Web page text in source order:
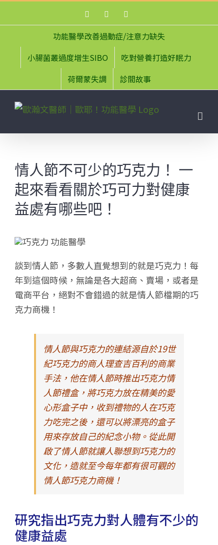
FacebookInstagram
功能醫學改善過動症/注意力缺失
小腸菌叢過度增生SIBO
吃對營養打造好眠力
荷爾蒙失調
診間故事
情人節不可少的巧克力！ 一
起來看看關於巧可力對健康
益處有哪些吧！
談到情人節，多數人直覺想到的就是巧克力！每
年到這個時候，無論是各大超商、賣場，或者是
電商平台，絕對不會錯過的就是情人節檔期的巧
克力商機！
情人節與巧克力的連結源自於19世
紀巧克力的商人理查吉百利的商業
手法，他在情人節時推出巧克力情
人節禮盒，將巧克力放在精美的愛
心形盒子中，收到禮物的人在巧克
力吃完之後，還可以將漂亮的盒子
用來存放自己的紀念小物。從此開
啟了情人節就讓人聯想到巧克力的
文化，造就至今每年都有很可觀的
情人節巧克力商機！
研究指出巧克力對人體有不少的
健康益處